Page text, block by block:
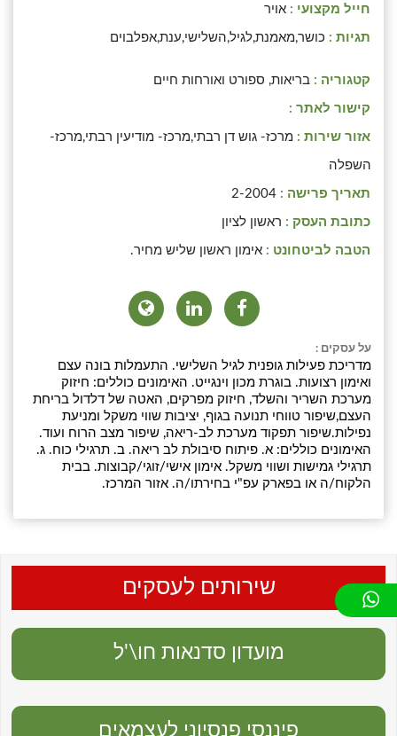
חייל מקצועי : אויר
תגיות : כושר,מאמנת,לגיל,השלישי,ענת,אפלבוים
קטגוריה : בריאות, ספורט ואורחות חיים
קישור לאתר :
אזור שירות : מרכז- גוש דן רבתי,מרכז- מודיעין רבתי,מרכז-
השפלה
תאריך פרישה : 2-2004
כתובת העסק : ראשון לציון
הטבה לביטחונט : אימון ראשון שליש מחיר.
על עסקים :
מדריכת פעילות גופנית לגיל השלישי. התעמלות בונה עצם
ואימון רצועות. בוגרת מכון וינגייט. האימונים כוללים: חיזוק
מערכת השריר והשלד, חיזוק מפרקים, האטה של דלדול בריחת
העצם,שיפור טווחי תנועה בגוף, יציבות שווי משקל ומניעת
נפילות.שיפור תפקוד מערכת לב-ריאה, שיפור מצב הרוח ועוד.
האימונים כוללים: א. פיתוח סיבולת לב ריאה. ב. תרגילי כוח. ג.
תרגילי גמישות ושווי משקל. אימון אישי/זוגי/קבוצות. בבית
הלקוח/ה או בפארק עפ"י בחירתו/ה. אזור המרכז.
שירותים לעסקים
מועדון סדנאות חו\'ל
פיננסי פנסיוני לעצמאים